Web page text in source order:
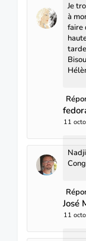
Je
à
faire
11
José
11